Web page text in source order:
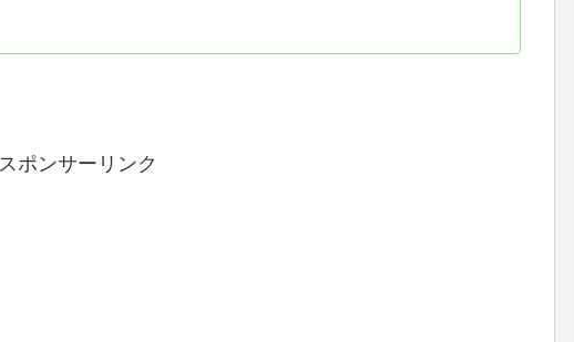
スポンサーリンク